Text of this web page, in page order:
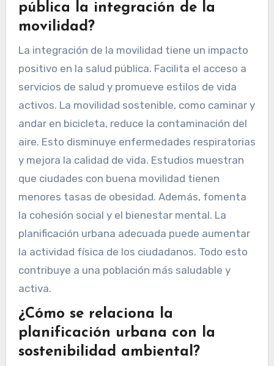
pública la integración de la
movilidad?
La integración de la movilidad tiene un impacto
positivo en la salud pública. Facilita el acceso a
servicios de salud y promueve estilos de vida
activos. La movilidad sostenible, como caminar y
andar en bicicleta, reduce la contaminación del
aire. Esto disminuye enfermedades respiratorias
y mejora la calidad de vida. Estudios muestran
que ciudades con buena movilidad tienen
menores tasas de obesidad. Además, fomenta
la cohesión social y el bienestar mental. La
planificación urbana adecuada puede aumentar
la actividad física de los ciudadanos. Todo esto
contribuye a una población más saludable y
activa.
¿Cómo se relaciona la
planificación urbana con la
sostenibilidad ambiental?